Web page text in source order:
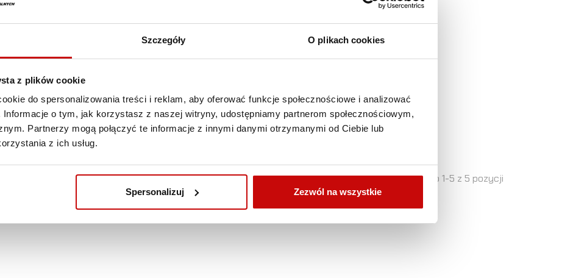
Szczegóły O plikach cookies
z plików cookie
do spersonalizowania treści i reklam, aby oferować funkcje społecznościowe i analizować
o tym, jak korzystasz z naszej witryny, udostępniamy partnerom społecznościowym,
Partnerzy mogą połączyć te informacje z innymi danymi otrzymanymi od Ciebie lub
z ich usług.
Spersonalizuj Zezwól na wszystkie
Zestaw zawieszenia
heavy duty ISUZU D-
+45mm, +130kg, tył
+40mm, +150kg)
6 060,00 zł ZOBACZ SZCZEGÓŁY
Comfort Car ISUZU D-
MAX 2012+
(+40mm/0kg)
5 580,01 zł ZOBACZ SZCZEGÓŁY
Pokazano 1-5 z 5 pozycji